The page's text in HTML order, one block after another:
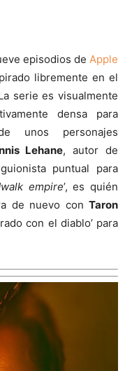
episodios deApple
libremente en el
serie es visualmente
densa para
unos personajes
Lehane, autor de
puntual para
empire’, es quién
de nuevo con Taron
con el diablo’ para